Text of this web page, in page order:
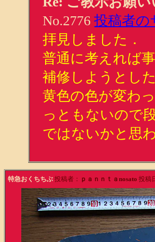
No.2776 投稿者の
拝見しました．
普通に考えれば
補修しようとし
黄色の色が変わ
っともないので
ではないかと思
特急おくちちぶ 投稿者： ｐａｎｎｔａnosato 投稿